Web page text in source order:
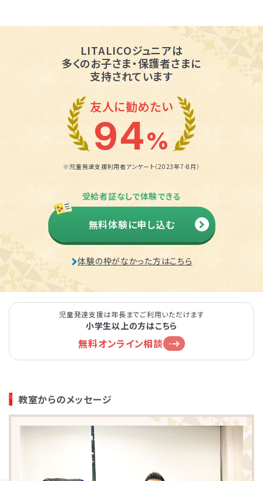
LITALICOジュニアは
多くのお子さま・保護者さまに
支持されています
友人に勧めたい
94%
※児童発達支援利用者アンケート（2023年7-8月）
受給者証なしで体験できる
無料体験に申し込む
体験の枠がなかった方はこちら
児童発達支援は年長までご利用いただけます
小学生以上の方はこちら
無料オンライン相談
教室からのメッセージ